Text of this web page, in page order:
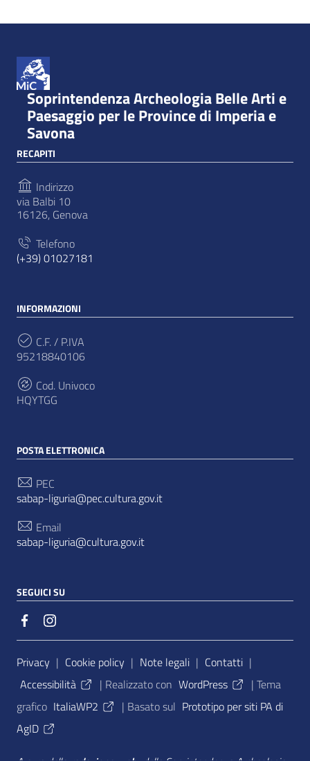
Soprintendenza Archeologia Belle Arti e
Paesaggio per le Province di Imperia e
Savona
RECAPITI
Indirizzo
via Balbi 10
16126, Genova
Telefono
(+39) 01027181
INFORMAZIONI
C.F. / P.IVA
95218840106
Cod. Univoco
HQYTGG
POSTA ELETTRONICA
PEC
sabap-liguria@pec.cultura.gov.it
Email
sabap-liguria@cultura.gov.it
SEGUICI SU
Sezione Link Utili
Privacy | Cookie policy | Note legali | Contatti |
Accessibilità
| Realizzato con WordPress | Tema
grafico ItaliaWP2 | Basato sul Prototipo per siti PA di
AgID